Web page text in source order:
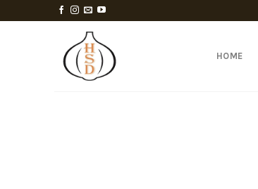
to
HOME